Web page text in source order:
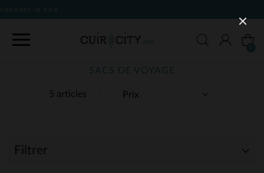
5 articles
SACS DE VOYAGE
Filtrer